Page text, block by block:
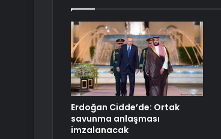
Erdoğan Cidde’de: Ortak
savunma anlaşması
imzalanacak